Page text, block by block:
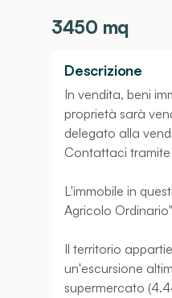
3450 mq
Descrizione
In vendita, beni
proprietà sarà
delegato alla
Contattaci
L'immobile in
Agricolo
Il territorio
un'escursione
supermercato